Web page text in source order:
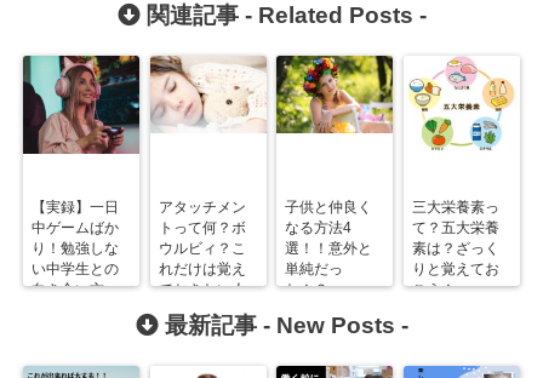
関連記事 - Related Posts -
【実録】一日
中ゲームばか
り！勉強しな
い中学生との
向き合い方
アタッチメン
トって何？ボ
ウルビィ？こ
れだけは覚え
ておきたい人
物や用語！
子供と仲良く
なる方法4
選！！意外と
単純だっ
た！？
三大栄養素っ
て？五大栄養
素は？ざっく
りと覚えてお
こう！
最新記事 - New Posts -